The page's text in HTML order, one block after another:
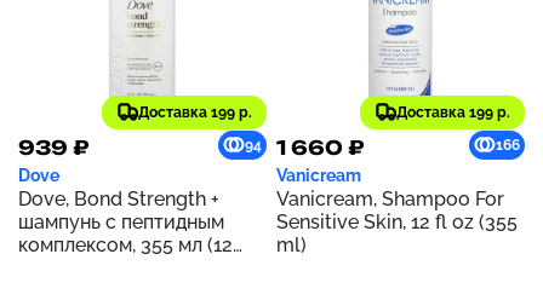
Доставка 199 р.
939 ₽ 94
Dove
Dove, Bond Strength +
шампунь с пептидным
комплексом, 355 мл (12
Доставка 199 р.
1 660 ₽ 166
Vanicream
Vanicream, Shampoo For
Sensitive Skin, 12 fl oz (355
ml)